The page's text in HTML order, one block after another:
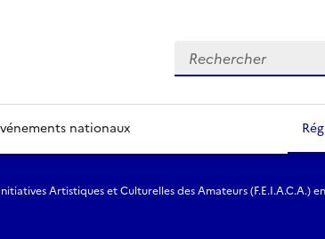
Rechercher
nationaux
Artistiques et Culturelles des Amateurs (F.E.I.A.C.A.)